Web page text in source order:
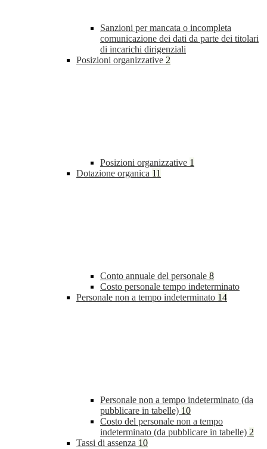
Sanzioni per mancata o incompleta
comunicazione dei dati da parte dei titolari
di incarichi dirigenziali
Posizioni organizzative 2
Posizioni organizzative 1
Dotazione organica 11
Conto annuale del personale 8
Costo personale tempo indeterminato
Personale non a tempo indeterminato 14
Personale non a tempo indeterminato (da
pubblicare in tabelle) 10
Costo del personale non a tempo
indeterminato (da pubblicare in tabelle) 2
Tassi di assenza 10